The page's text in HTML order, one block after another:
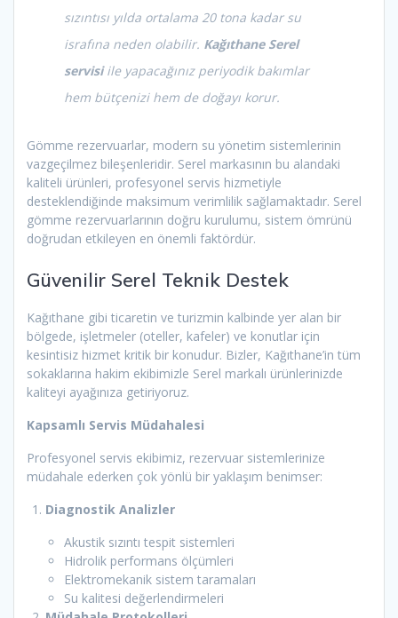
sızıntısı yılda ortalama 20 tona kadar su
israfına neden olabilir. Kağıthane Serel
servisiile yapacağınız periyodik bakımlar
hem bütçenizi hem de doğayı korur.
Gömme rezervuarlar, modern su yönetim sistemlerinin
vazgeçilmez bileşenleridir. Serel markasının bu alandaki
kaliteli ürünleri, profesyonel servis hizmetiyle
desteklendiğinde maksimum verimlilik sağlamaktadır. Serel
gömme rezervuarlarının doğru kurulumu, sistem ömrünü
doğrudan etkileyen en önemli faktördür.
Güvenilir Serel Teknik Destek
Kağıthane gibi ticaretin ve turizmin kalbinde yer alan bir
bölgede, işletmeler (oteller, kafeler) ve konutlar için
kesintisiz hizmet kritik bir konudur. Bizler, Kağıthane’in tüm
sokaklarına hakim ekibimizle Serel markalı ürünlerinizde
kaliteyi ayağınıza getiriyoruz.
Kapsamlı Servis Müdahalesi
Profesyonel servis ekibimiz, rezervuar sistemlerinize
müdahale ederken çok yönlü bir yaklaşım benimser:
Diagnostik Analizler
Akustik sızıntı tespit sistemleri
Hidrolik performans ölçümleri
Elektromekanik sistem taramaları
Su kalitesi değerlendirmeleri